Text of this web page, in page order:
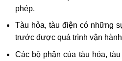
phép.
Tàu hỏa, tàu điện có những
trước được quá trình vận
Các bộ phận của tàu hỏa,